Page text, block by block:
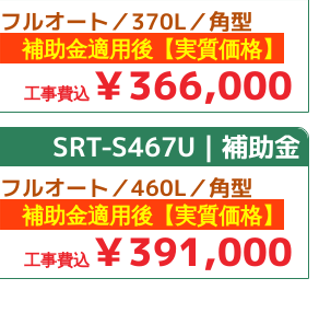
フルオート／370L／角型
補助金適用後【実質価格】
工事費込 ￥366,000
SRT-S467U｜補助金
フルオート／460L／角型
補助金適用後【実質価格】
工事費込 ￥391,000